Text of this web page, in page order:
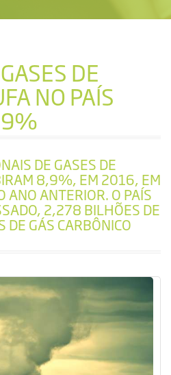
DE
NO PAÍS
DE GASES DE
8,9%, EM 2016, EM
ANO ANTERIOR. O PAÍS
2,278 BILHÕES DE
GÁS CARBÔNICO